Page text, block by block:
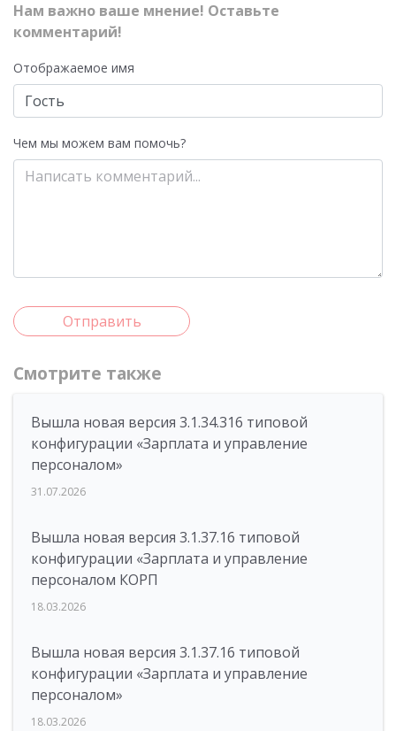
Нам важно ваше мнение! Оставьте
комментарий!
Отображаемое имя
Чем мы можем вам помочь?
Отправить
Смотрите также
Вышла новая версия 3.1.34.316 типовой
конфигурации «Зарплата и управление
персоналом»
31.07.2026
Вышла новая версия 3.1.37.16 типовой
конфигурации «Зарплата и управление
персоналом КОРП
18.03.2026
Вышла новая версия 3.1.37.16 типовой
конфигурации «Зарплата и управление
персоналом»
18.03.2026